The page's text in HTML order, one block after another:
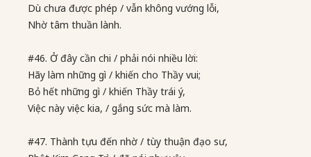
Dù chưa được phép / vẫn không vướng lỗi,
Nhờ tâm thuần lành.
#46. Ở đây cần chi / phải nói nhiều lời:
Hãy làm những gì / khiến cho Thầy vui;
Bỏ hết những gì / khiến Thầy trái ý,
Việc này việc kia, / gắng sức mà làm.
#47. Thành tựu đến nhờ / tùy thuận đạo sư,